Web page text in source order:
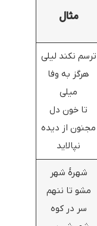
مثال
ترسم نکند لیلی
هرگز به وفا
میلی
تا خون دل
مجنون از دیده
نپالاید
شهرۀ شهر
مشو تا ننهم
سر در کوه